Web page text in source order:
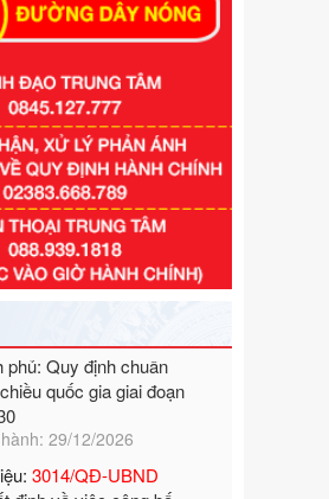
351/2025/NĐ-CP
định số 351/2025/NĐ-CP
phủ: Quy định chuẩn
quốc gia giai đoạn
29/12/2026
3014/QĐ-UBND
định về việc công bố
thủ tục hành chính ban
đổi bổ sung trong lĩnh